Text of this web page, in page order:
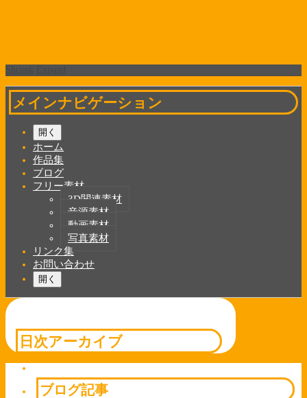
メインナビゲーション
開く
ホーム
作品集
ブログ
フリー素材
3D関連素材
音源素材
動画素材
写真素材
リンク集
お問い合わせ
開く
日次アーカイブ
ブログ記事